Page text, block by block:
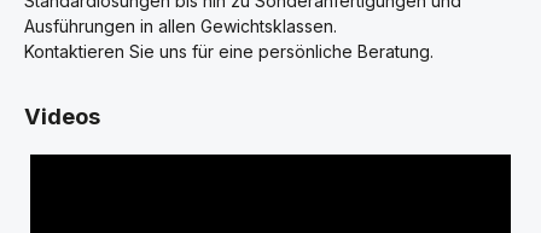
Ausführungen in allen Gewichtsklassen.
Kontaktieren Sie uns für eine persönliche Beratung.
Videos